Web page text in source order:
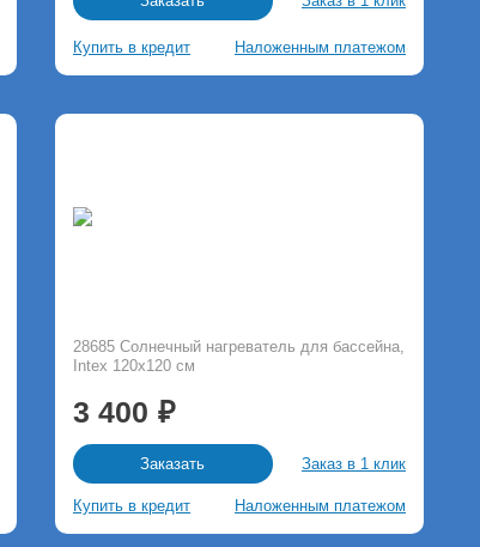
Купить в кредит Наложенным платежом
28685 Солнечный нагреватель для бассейна,
Intex 120х120 см
3 400
Заказать Заказ в 1 клик
Купить в кредит Наложенным платежом